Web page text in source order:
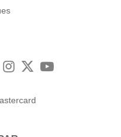
Instagram
TwitterYouTube